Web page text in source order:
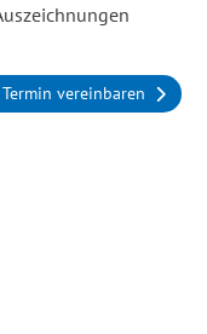
Termin vereinbaren